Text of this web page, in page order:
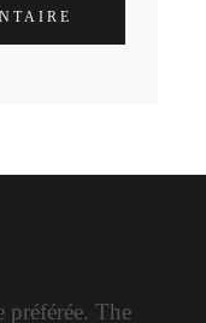
préférée. The